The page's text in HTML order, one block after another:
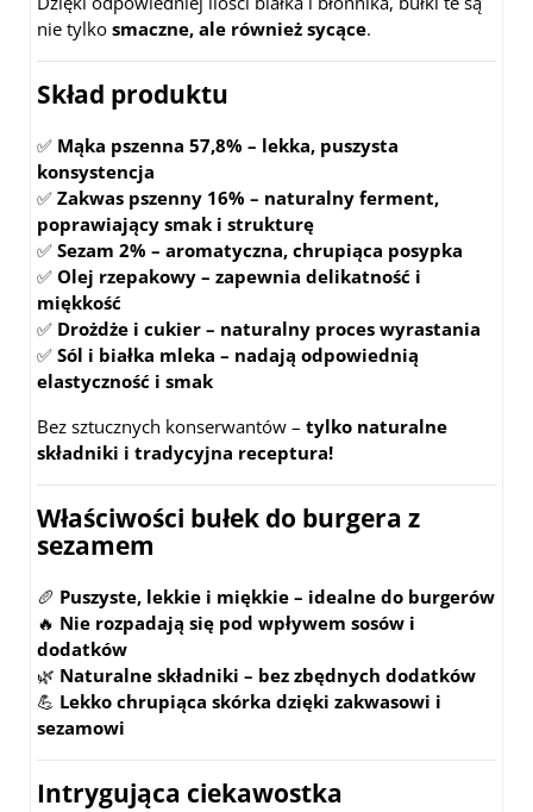
nie tylko smaczne, ale również sycące.
Skład produktu
✅ Mąka pszenna 57,8% – lekka, puszysta
konsystencja
✅ Zakwas pszenny 16% – naturalny ferment,
poprawiający smak i strukturę
✅ Sezam 2% – aromatyczna, chrupiąca posypka
✅ Olej rzepakowy – zapewnia delikatność i
miękkość
✅ Drożdże i cukier – naturalny proces wyrastania
✅ Sól i białka mleka – nadają odpowiednią
elastyczność i smak
Bez sztucznych konserwantów – tylko naturalne
składniki i tradycyjna receptura!
Właściwości bułek do burgera z
sezamem
🥖 Puszyste, lekkie i miękkie – idealne do burgerów
🔥 Nie rozpadają się pod wpływem sosów i
dodatków
🌿 Naturalne składniki – bez zbędnych dodatków
💪 Lekko chrupiąca skórka dzięki zakwasowi i
sezamowi
Intrygująca ciekawostka